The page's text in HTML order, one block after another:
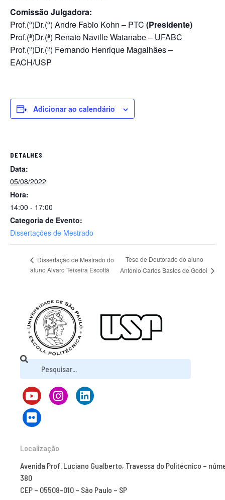
Comissão Julgadora:
Prof.(ª)Dr.(ª) Andre Fabio Kohn – PTC (Presidente)
Prof.(ª)Dr.(ª) Renato Naville Watanabe – UFABC
Prof.(ª)Dr.(ª) Fernando Henrique Magalhães –
EACH/USP
Adicionar ao calendário
DETALHES
Data:
05/08/2022
Hora:
14:00 - 17:00
Categoria de Evento:
Dissertações de Mestrado
Dissertação de Mestrado do
aluno Alvaro Teixeira Escottá
Tese de Doutorado do aluno
Antonio Carlos Bastos de Godoi
Localização
Avenida Prof. Luciano Gualberto, Travessa do Politécnico –
380
CEP – 05508-010 – São Paulo – SP